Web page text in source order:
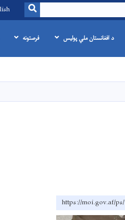
د افغانستان ملي پولیس فرصتونه
https://moi.gov.af/ps/